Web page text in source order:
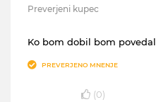
Preverjeni kupec
Ko bom dobil bom povedal
PREVERJENO MNENJE
(0)